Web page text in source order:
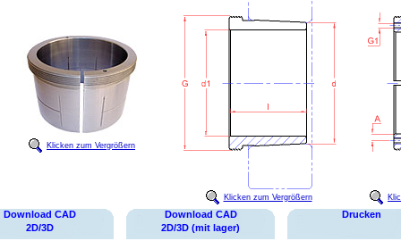
Klicken zum Vergrößern
Klicken zum Vergrößern
Download CAD
2D/3D
Download CAD
2D/3D (mit lager)
Drucken